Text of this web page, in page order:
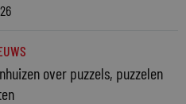
over puzzels, puzzelen